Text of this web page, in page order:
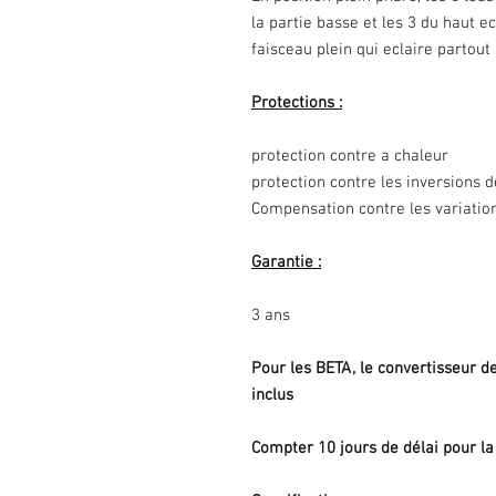
la partie basse et les 3 du haut
faisceau plein qui eclaire partout
Protections :
protection contre a chaleur
protection contre les inversions
Compensation contre les
Garantie :
3 ans
Pour les BETA, le convertisseur
inclus
Compter 10 jours de délai pour